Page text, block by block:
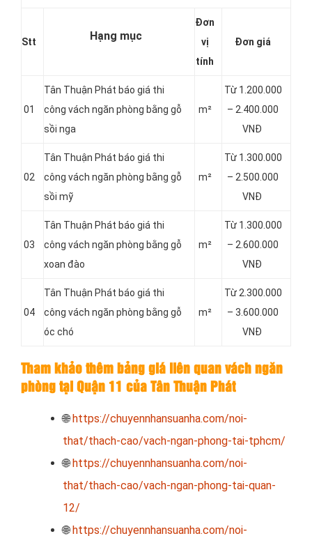
Stt Hạng mục
Đơn
vị
tính
Đơn giá
01
Tân Thuận Phát báo giá thi
công vách ngăn phòng bằng gỗ
sồi nga
m²
Từ 1.200.000
– 2.400.000
VNĐ
02
Tân Thuận Phát báo giá thi
công vách ngăn phòng bằng gỗ
sồi mỹ
m²
Từ 1.300.000
– 2.500.000
VNĐ
03
Tân Thuận Phát báo giá thi
công vách ngăn phòng bằng gỗ
xoan đào
m²
Từ 1.300.000
– 2.600.000
VNĐ
04
Tân Thuận Phát báo giá thi
công vách ngăn phòng bằng gỗ
óc chó
m²
Từ 2.300.000
– 3.600.000
VNĐ
Tham khảo thêm bảng giá liên quan vách ngăn
phòng tại Quận 11 của Tân Thuận Phát
🌐https://chuyennhansuanha.com/noi-
that/thach-cao/vach-ngan-phong-tai-tphcm/
🌐https://chuyennhansuanha.com/noi-
that/thach-cao/vach-ngan-phong-tai-quan-
12/
🌐https://chuyennhansuanha.com/noi-